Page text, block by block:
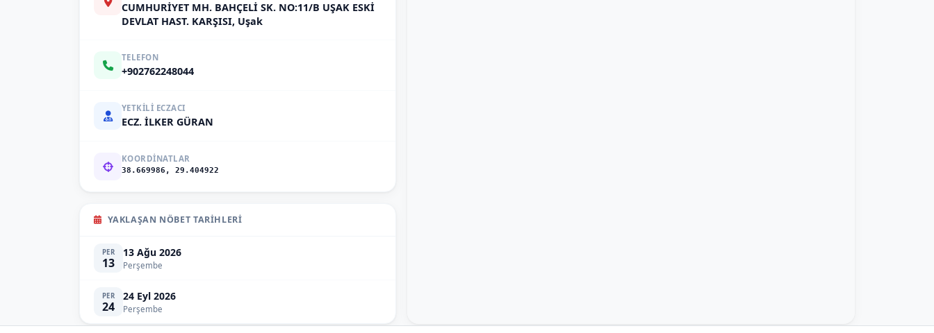
CUMHURİYET MH. BAHÇELİ SK. NO:11/B UŞAK ESKİ
DEVLAT HAST. KARŞISI, Uşak
TELEFON
+902762248044
YETKILI ECZACI
ECZ. İLKER GÜRAN
KOORDINATLAR
38.669986, 29.404922
YAKLAŞAN NÖBET TARIHLERI
PER
13
13 Ağu 2026
Perşembe
PER
24
24 Eyl 2026
Perşembe